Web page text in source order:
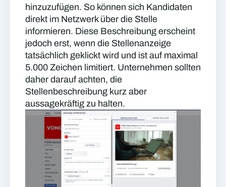
hinzuzufügen. So können sich Kandidaten
direkt im Netzwerk über die Stelle
informieren. Diese Beschreibung erscheint
jedoch erst, wenn die Stellenanzeige
tatsächlich geklickt wird und ist auf maximal
5.000 Zeichen limitiert. Unternehmen sollten
daher darauf achten, die
Stellenbeschreibung kurz aber
aussagekräftig zu halten.